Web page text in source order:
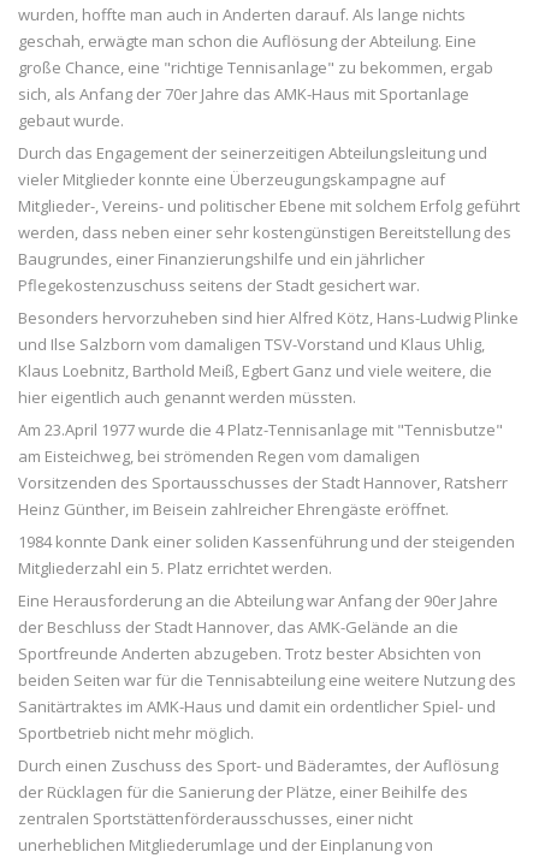
wurden, hoffte man auch in Anderten darauf. Als lange nichts
geschah, erwägte man schon die Auflösung der Abteilung. Eine
große Chance, eine "richtige Tennisanlage" zu bekommen, ergab
sich, als Anfang der 70er Jahre das AMK-Haus mit Sportanlage
gebaut wurde.
Durch das Engagement der seinerzeitigen Abteilungsleitung und
vieler Mitglieder konnte eine Überzeugungskampagne auf
Mitglieder-, Vereins- und politischer Ebene mit solchem Erfolg geführt
werden, dass neben einer sehr kostengünstigen Bereitstellung des
Baugrundes, einer Finanzierungshilfe und ein jährlicher
Pflegekostenzuschuss seitens der Stadt gesichert war.
Besonders hervorzuheben sind hier Alfred Kötz, Hans-Ludwig Plinke
und Ilse Salzborn vom damaligen TSV-Vorstand und Klaus Uhlig,
Klaus Loebnitz, Barthold Meiß, Egbert Ganz und viele weitere, die
hier eigentlich auch genannt werden müssten.
Am 23.April 1977 wurde die 4 Platz-Tennisanlage mit "Tennisbutze"
am Eisteichweg, bei strömenden Regen vom damaligen
Vorsitzenden des Sportausschusses der Stadt Hannover, Ratsherr
Heinz Günther, im Beisein zahlreicher Ehrengäste eröffnet.
1984 konnte Dank einer soliden Kassenführung und der steigenden
Mitgliederzahl ein 5. Platz errichtet werden.
Eine Herausforderung an die Abteilung war Anfang der 90er Jahre
der Beschluss der Stadt Hannover, das AMK-Gelände an die
Sportfreunde Anderten abzugeben. Trotz bester Absichten von
beiden Seiten war für die Tennisabteilung eine weitere Nutzung des
Sanitärtraktes im AMK-Haus und damit ein ordentlicher Spiel- und
Sportbetrieb nicht mehr möglich.
Durch einen Zuschuss des Sport- und Bäderamtes, der Auflösung
der Rücklagen für die Sanierung der Plätze, einer Beihilfe des
zentralen Sportstättenförderausschusses, einer nicht
unerheblichen Mitgliederumlage und der Einplanung von